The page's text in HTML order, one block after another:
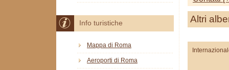
Altri
Info turistiche
Mappa di Roma
Aeroporti di Roma